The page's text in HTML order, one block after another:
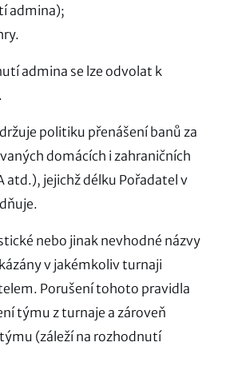
admina);
admina se lze odvolat k
politiku přenášení banů za
domácích i zahraničních
atd.), jejichž délku Pořadatel v
nebo jinak nevhodné názvy
v jakémkoliv turnaji
Porušení tohoto pravidla
týmu z turnaje a zároveň
(záleží na rozhodnutí